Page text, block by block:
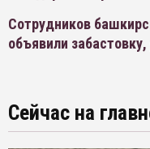
Сотрудников
объявили
Сейчас на